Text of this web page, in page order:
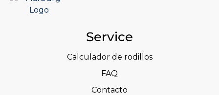
Service
Calculador de rodillos
FAQ
Contacto